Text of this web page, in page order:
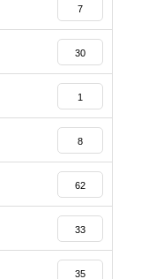
7
30
1
8
62
33
35